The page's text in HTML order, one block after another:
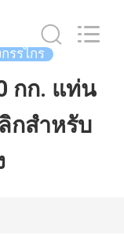
รรไกร
กก. แท่น
กสำหรับ